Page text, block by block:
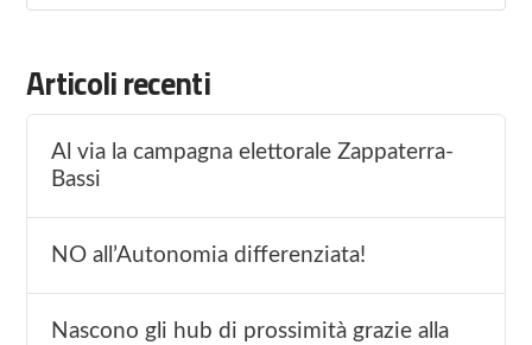
Articoli recenti
Al via la campagna elettorale Zappaterra-
Bassi
NO all’Autonomia differenziata!
Nascono gli hub di prossimità grazie alla